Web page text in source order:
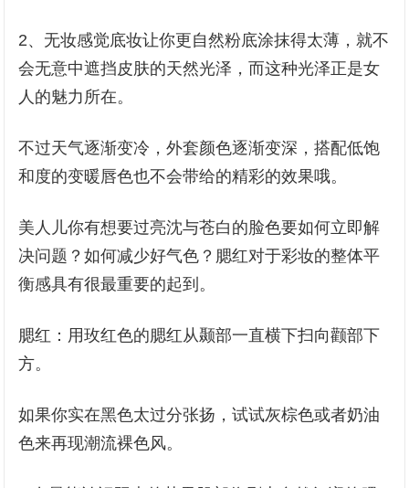
2、无妆感觉底妆让你更自然粉底涂抹得太薄，就不
会无意中遮挡皮肤的天然光泽，而这种光泽正是女
人的魅力所在。
不过天气逐渐变冷，外套颜色逐渐变深，搭配低饱
和度的变暖唇色也不会带给的精彩的效果哦。
美人儿你有想要过亮沈与苍白的脸色要如何立即解
决问题？如何减少好气色？腮红对于彩妆的整体平
衡感具有很最重要的起到。
腮红：用玫红色的腮红从颞部一直横下扫向颧部下
方。
如果你实在黑色太过分张扬，试试灰棕色或者奶油
色来再现潮流裸色风。